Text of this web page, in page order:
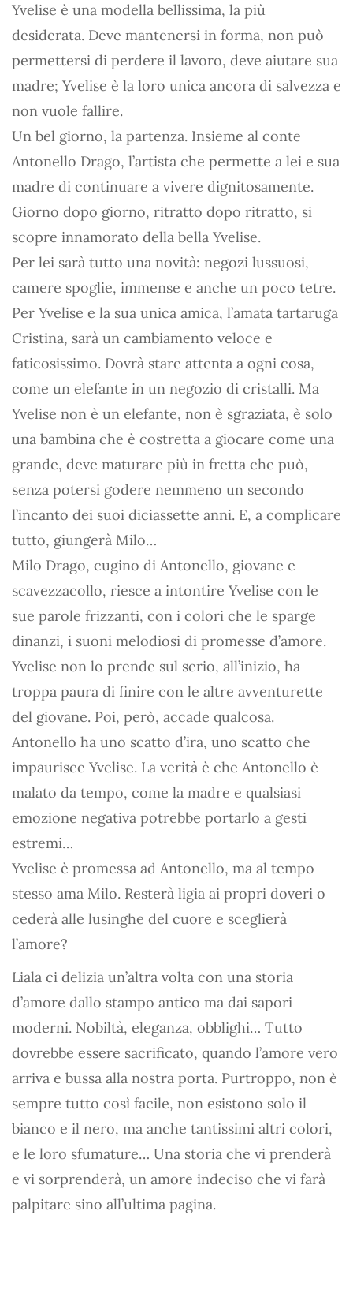
Yvelise è una modella bellissima, la più
desiderata. Deve mantenersi in forma, non può
permettersi di perdere il lavoro, deve aiutare sua
madre; Yvelise è la loro unica ancora di salvezza e
non vuole fallire.
Un bel giorno, la partenza. Insieme al conte
Antonello Drago, l’artista che permette a lei e sua
madre di continuare a vivere dignitosamente.
Giorno dopo giorno, ritratto dopo ritratto, si
scopre innamorato della bella Yvelise.
Per lei sarà tutto una novità: negozi lussuosi,
camere spoglie, immense e anche un poco tetre.
Per Yvelise e la sua unica amica, l’amata tartaruga
Cristina, sarà un cambiamento veloce e
faticosissimo. Dovrà stare attenta a ogni cosa,
come un elefante in un negozio di cristalli. Ma
Yvelise non è un elefante, non è sgraziata, è solo
una bambina che è costretta a giocare come una
grande, deve maturare più in fretta che può,
senza potersi godere nemmeno un secondo
l’incanto dei suoi diciassette anni. E, a complicare
tutto, giungerà Milo…
Milo Drago, cugino di Antonello, giovane e
scavezzacollo, riesce a intontire Yvelise con le
sue parole frizzanti, con i colori che le sparge
dinanzi, i suoni melodiosi di promesse d’amore.
Yvelise non lo prende sul serio, all’inizio, ha
troppa paura di finire con le altre avventurette
del giovane. Poi, però, accade qualcosa.
Antonello ha uno scatto d’ira, uno scatto che
impaurisce Yvelise. La verità è che Antonello è
malato da tempo, come la madre e qualsiasi
emozione negativa potrebbe portarlo a gesti
estremi…
Yvelise è promessa ad Antonello, ma al tempo
stesso ama Milo. Resterà ligia ai propri doveri o
cederà alle lusinghe del cuore e sceglierà
l’amore?
Liala ci delizia un’altra volta con una storia
d’amore dallo stampo antico ma dai sapori
moderni. Nobiltà, eleganza, obblighi… Tutto
dovrebbe essere sacrificato, quando l’amore vero
arriva e bussa alla nostra porta. Purtroppo, non è
sempre tutto così facile, non esistono solo il
bianco e il nero, ma anche tantissimi altri colori,
e le loro sfumature… Una storia che vi prenderà
e vi sorprenderà, un amore indeciso che vi farà
palpitare sino all’ultima pagina.